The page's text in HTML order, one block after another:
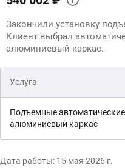
Закончили установку
Клиент выбрал
алюминиевый каркас.
Услуга
Подъемные
алюминиевый каркас
Дата работы: 15 мая 2026 г.